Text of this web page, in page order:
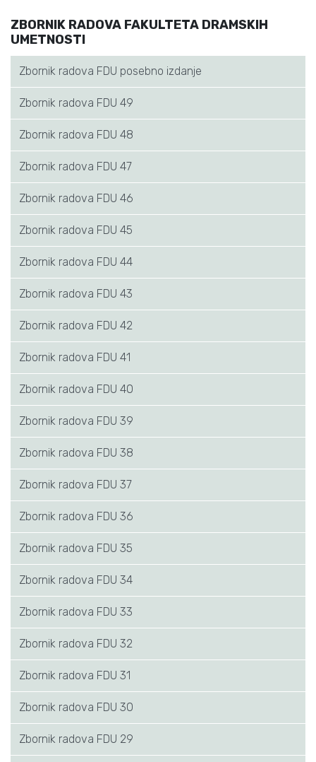
ZBORNIK RADOVA FAKULTETA DRAMSKIH
UMETNOSTI
Zbornik radova FDU posebno izdanje
Zbornik radova FDU 49
Zbornik radova FDU 48
Zbornik radova FDU 47
Zbornik radova FDU 46
Zbornik radova FDU 45
Zbornik radova FDU 44
Zbornik radova FDU 43
Zbornik radova FDU 42
Zbornik radova FDU 41
Zbornik radova FDU 40
Zbornik radova FDU 39
Zbornik radova FDU 38
Zbornik radova FDU 37
Zbornik radova FDU 36
Zbornik radova FDU 35
Zbornik radova FDU 34
Zbornik radova FDU 33
Zbornik radova FDU 32
Zbornik radova FDU 31
Zbornik radova FDU 30
Zbornik radova FDU 29